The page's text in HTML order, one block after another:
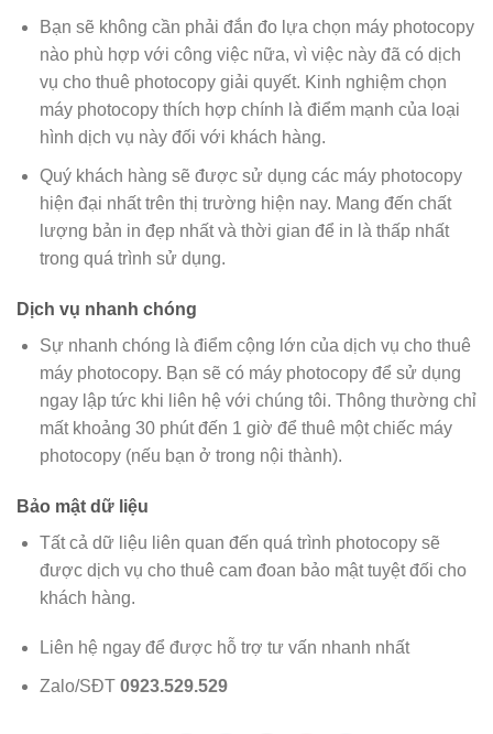
Bạn sẽ không cần phải đắn đo lựa chọn máy photocopy
nào phù hợp với công việc nữa, vì việc này đã có dịch
vụ cho thuê photocopy giải quyết. Kinh nghiệm chọn
máy photocopy thích hợp chính là điểm mạnh của loại
hình dịch vụ này đối với khách hàng.
Quý khách hàng sẽ được sử dụng các máy photocopy
hiện đại nhất trên thị trường hiện nay. Mang đến chất
lượng bản in đẹp nhất và thời gian để in là thấp nhất
trong quá trình sử dụng.
Dịch vụ nhanh chóng
Sự nhanh chóng là điểm cộng lớn của dịch vụ cho thuê
máy photocopy. Bạn sẽ có máy photocopy để sử dụng
ngay lập tức khi liên hệ với chúng tôi. Thông thường chỉ
mất khoảng 30 phút đến 1 giờ để thuê một chiếc máy
photocopy (nếu bạn ở trong nội thành).
Bảo mật dữ liệu
Tất cả dữ liệu liên quan đến quá trình photocopy sẽ
được dịch vụ cho thuê cam đoan bảo mật tuyệt đối cho
khách hàng.
Liên hệ ngay để được hỗ trợ tư vấn nhanh nhất
Zalo/SĐT 0923.529.529